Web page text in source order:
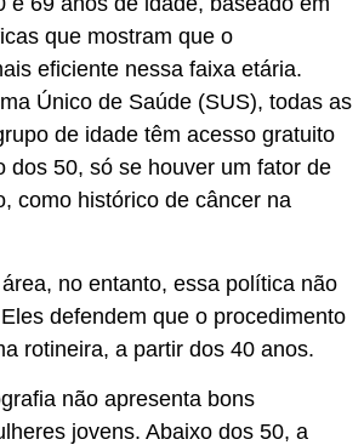
que mostram que o
eficiente nessa faixa etária.
Único de Saúde (SUS), todas as
de idade têm acesso gratuito
dos 50, só se houver um fator de
como histórico de câncer na
no entanto, essa política não
defendem que o procedimento
rotineira, a partir dos 40 anos.
não apresenta bons
jovens. Abaixo dos 50, a